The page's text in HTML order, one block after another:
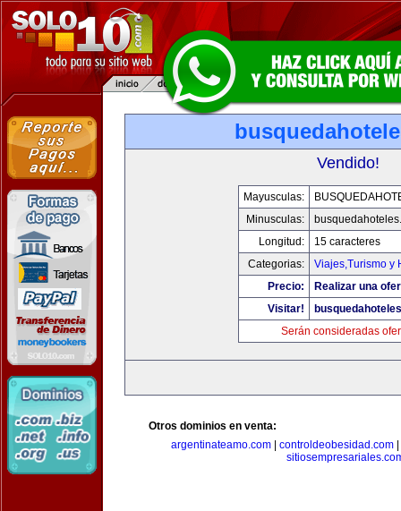
Vendido!
Mayusculas:
Minusculas:
Longitud:
15 caracteres
Categorias:
Viajes,Turismo y
Precio:
Realizar una
Visitar!
Serán consideradas
Otros dominios en venta:
argentinateamo.com| controldeobesidad.com|